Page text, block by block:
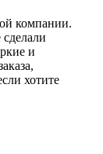
компании.
сделали
и
хотите